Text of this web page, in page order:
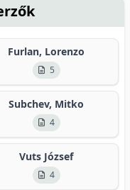
Furlan, Lorenzo
5
Subchev, Mitko
4
Vuts József
4